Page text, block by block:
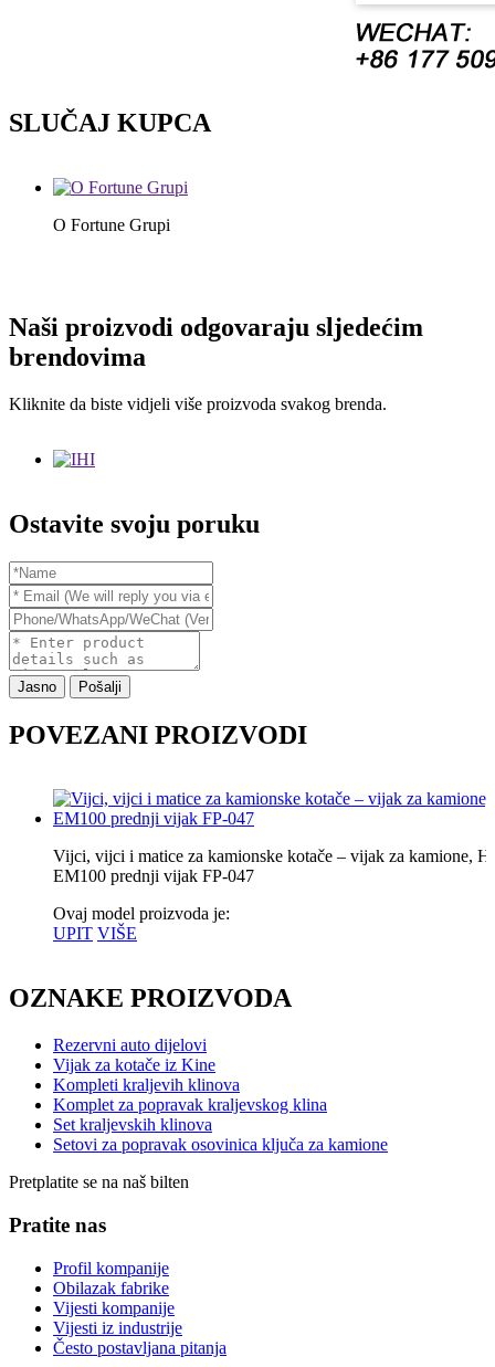
SLUČAJ KUPCA
O Fortune Grupi
Naši proizvodi odgovaraju sljedećim
brendovima
Kliknite da biste vidjeli više proizvoda svakog brenda.
Ostavite svoju poruku
Jasno Pošalji
POVEZANI PROIZVODI
Vijci, vijci i matice za kamionske kotače – vijak za kamione,
EM100 prednji vijak FP-047
Ovaj model proizvoda je:
UPIT VIŠE
OZNAKE PROIZVODA
Rezervni auto dijelovi
Vijak za kotače iz Kine
Kompleti kraljevih klinova
Komplet za popravak kraljevskog klina
Set kraljevskih klinova
Setovi za popravak osovinica ključa za kamione
Pretplatite se na naš bilten
Pratite nas
Profil kompanije
Obilazak fabrike
Vijesti kompanije
Vijesti iz industrije
Često postavljana pitanja